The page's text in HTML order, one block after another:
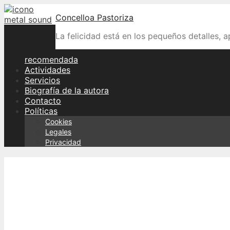
Skip
to
Concelloa Pastoriza
La felicidad está en los pequeños detalles,
recomendada
Actividades
Servicios
Biografía de la autora
Contacto
Políticas
Cookies
Legales
Privacidad